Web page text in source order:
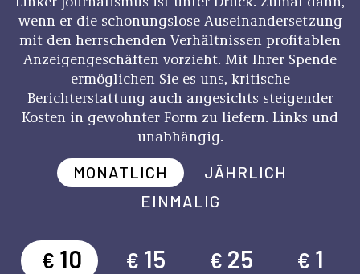
wenn er die schonungslose Auseinandersetzung
mit den herrschenden Verhältnissen profitablen
Anzeigengeschäften vorzieht. Mit Ihrer Spende
ermöglichen Sie es uns, kritische
Berichterstattung auch angesichts steigender
Kosten in gewohnter Form zu liefern. Links und
unabhängig.
MONATLICH
JÄHRLICH
EINMALIG
€ 10 € 15 € 25 € 1